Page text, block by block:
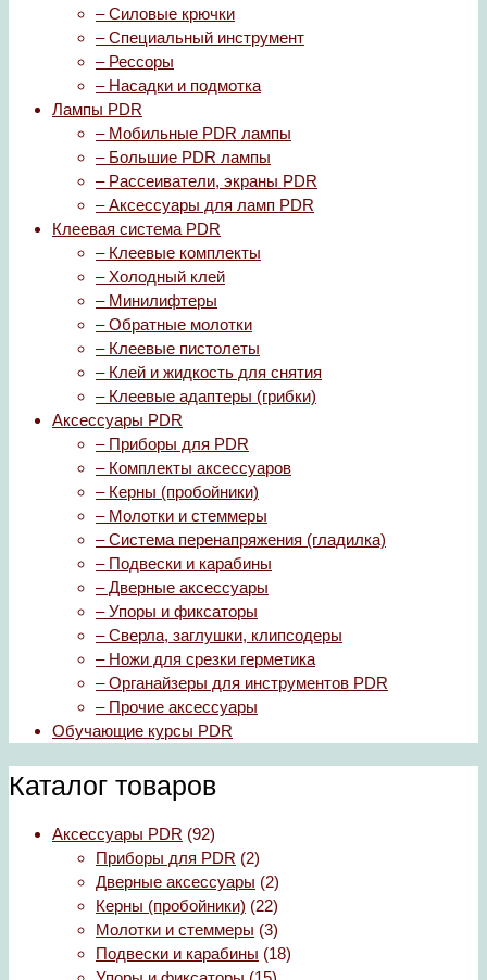
– Силовые крючки
– Специальный инструмент
– Рессоры
– Насадки и подмотка
Лампы PDR
– Мобильные PDR лампы
– Большие PDR лампы
– Рассеиватели, экраны PDR
– Аксессуары для ламп PDR
Клеевая система PDR
– Клеевые комплекты
– Холодный клей
– Минилифтеры
– Обратные молотки
– Клеевые пистолеты
– Клей и жидкость для снятия
– Клеевые адаптеры (грибки)
Аксессуары PDR
– Приборы для PDR
– Комплекты аксессуаров
– Керны (пробойники)
– Молотки и стеммеры
– Система перенапряжения (гладилка)
– Подвески и карабины
– Дверные аксессуары
– Упоры и фиксаторы
– Сверла, заглушки, клипсодеры
– Ножи для срезки герметика
– Органайзеры для инструментов PDR
– Прочие аксессуары
Обучающие курсы PDR
Каталог товаров
Аксессуары PDR (92)
Приборы для PDR (2)
Дверные аксессуары (2)
Керны (пробойники) (22)
Молотки и стеммеры (3)
Подвески и карабины (18)